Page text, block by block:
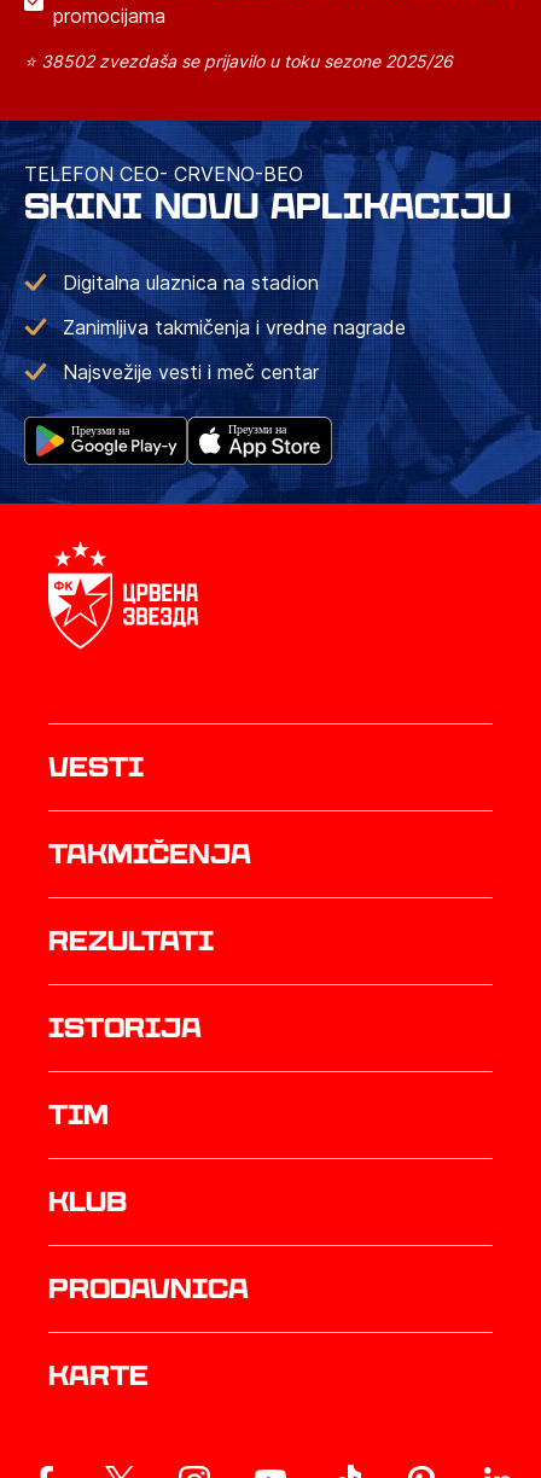
promocijama
⭐ 38502 zvezdaša se prijavilo u toku sezone 2025/26
TELEFON CEO- CRVENO-BEO
SKINI NOVU APLIKACIJU
Digitalna ulaznica na stadion
Zanimljiva takmičenja i vredne nagrade
Najsvežije vesti i meč centar
Vesti
Takmičenja
rezultati
istorija
TIM
Klub
prodavnica
Karte